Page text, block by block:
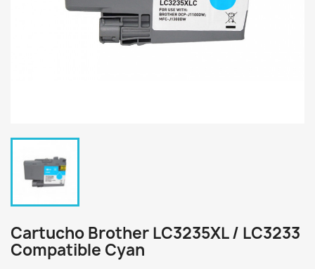
Cartucho Brother LC3235XL / LC3233
Compatible Cyan